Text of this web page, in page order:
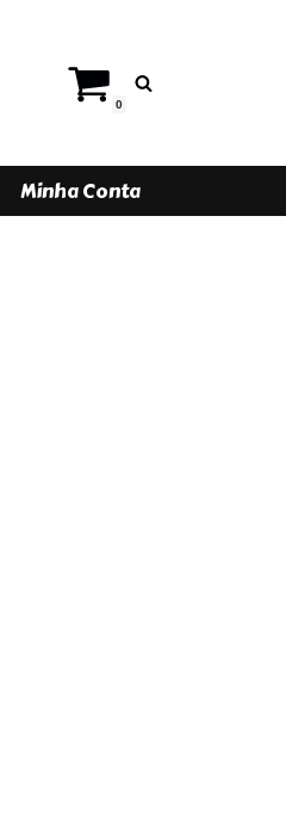
0
Minha Conta